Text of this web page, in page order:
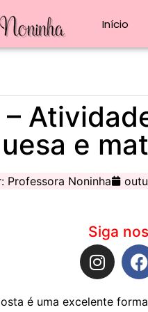
Início
–
e
Professora Noninha
Siga
é uma excelente